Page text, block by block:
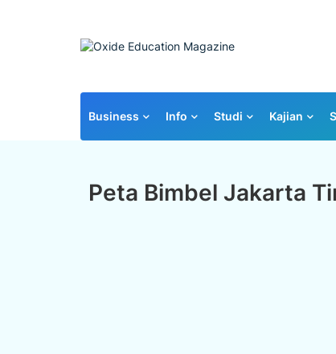
Business Info Studi Kajian
Peta Bimbel Jakarta